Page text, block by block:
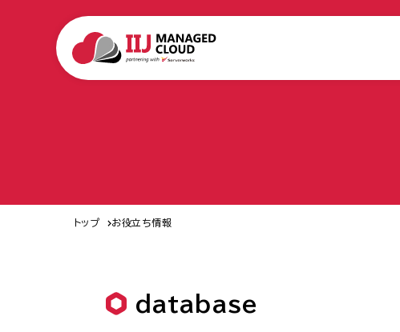
トップ お役立ち情報
database